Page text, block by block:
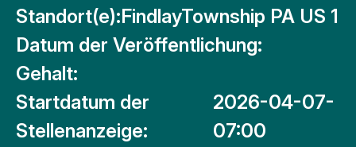
Standort(e):FindlayTownship PA US 1
Datum der Veröffentlichung:
Gehalt:
Startdatum der
Stellenanzeige:
2026-04-07-
07:00